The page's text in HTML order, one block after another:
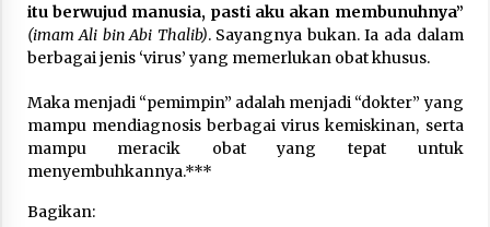
itu berwujud manusia, pasti aku akan membunuhnya”
(imam Ali bin Abi Thalib). Sayangnya bukan. Ia ada dalam
berbagai jenis ‘virus’ yang memerlukan obat khusus.
Maka menjadi “pemimpin” adalah menjadi “dokter” yang
mampu mendiagnosis berbagai virus kemiskinan, serta
mampu meracik obat yang tepat untuk
menyembuhkannya.***
Bagikan: